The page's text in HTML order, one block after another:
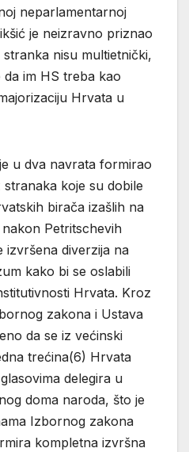
neparlamentarnoj
je neizravno priznao
nisu multietnički,
im HS treba kao
Hrvata u
u dva navrata formirao
koje su dobile
birača izašlih na
Petritschevih
izvršena diverzija na
kako bi se oslabili
Hrvata. Kroz
zakona i Ustava
da se iz većinski
trećina(6) Hrvata
delegira u
doma naroda, što je
Izbornog zakona
kompletna izvršna